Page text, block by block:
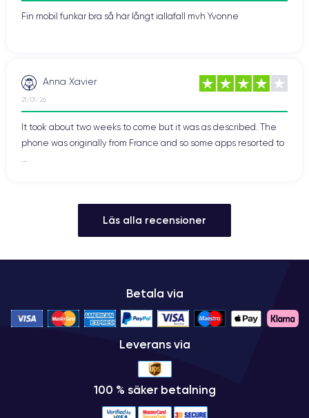
Fin mobil funkar bra så här långt iallafall mvh Yvonne
Anna Xavier
21/01/26
It took about two weeks to come but it was as described. The
phone was originally from France and so some apps resorted to
Läs alla recensioner
Betala via
Leverans via
100 % säker betalning